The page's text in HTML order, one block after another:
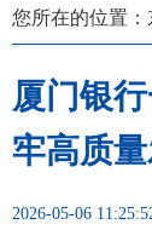
您所在的位置：
厦门银
牢高质
2026-05-06